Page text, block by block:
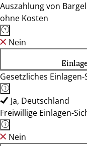
Auszahlung von
ohne Kosten
Nein
Gesetzliches
Ja, Deutschland
Freiwillige Einlagen-
Nein